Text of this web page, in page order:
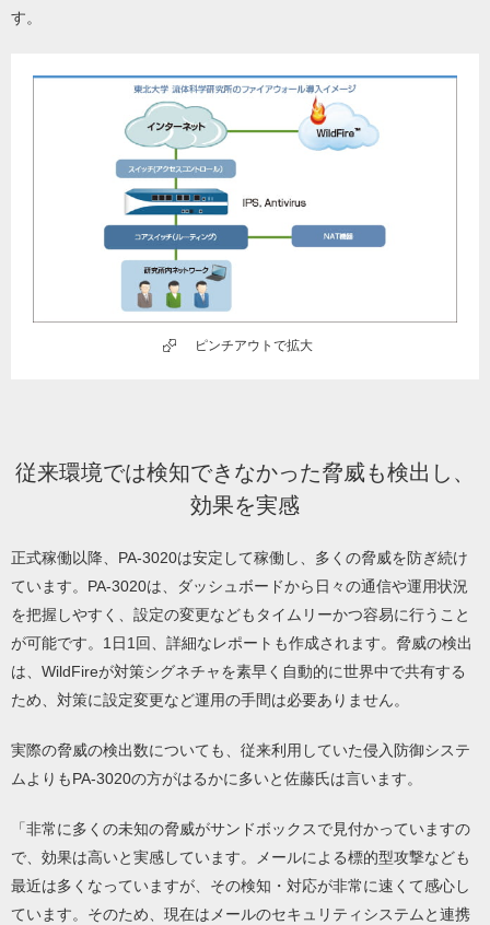
す。
ピンチアウトで拡大
従来環境では検知できなかった脅威も検出し、
効果を実感
正式稼働以降、PA-3020は安定して稼働し、多くの脅威を防ぎ続け
ています。PA-3020は、ダッシュボードから日々の通信や運用状況
を把握しやすく、設定の変更などもタイムリーかつ容易に行うこと
が可能です。1日1回、詳細なレポートも作成されます。脅威の検出
は、WildFireが対策シグネチャを素早く自動的に世界中で共有する
ため、対策に設定変更など運用の手間は必要ありません。
実際の脅威の検出数についても、従来利用していた侵入防御システ
ムよりもPA-3020の方がはるかに多いと佐藤氏は言います。
「非常に多くの未知の脅威がサンドボックスで見付かっていますの
で、効果は高いと実感しています。メールによる標的型攻撃なども
最近は多くなっていますが、その検知・対応が非常に速くて感心し
ています。そのため、現在はメールのセキュリティシステムと連携